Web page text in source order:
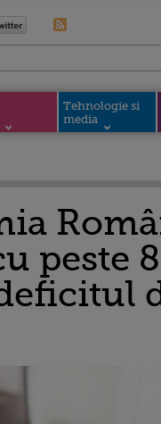
Tehnologie si
media
peste